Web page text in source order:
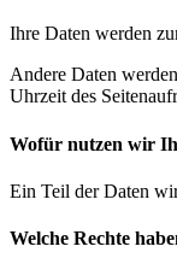
Ihre Daten werden
Andere Daten
Uhrzeit des
Wofür nutzen wir
Ein Teil der Daten
Welche Rechte